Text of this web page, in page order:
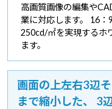
高画質画像の編集や
業に対応します。 16
250cd/㎡を実現するホ
ます。
画面の上左右3辺
まで縮小した、
3